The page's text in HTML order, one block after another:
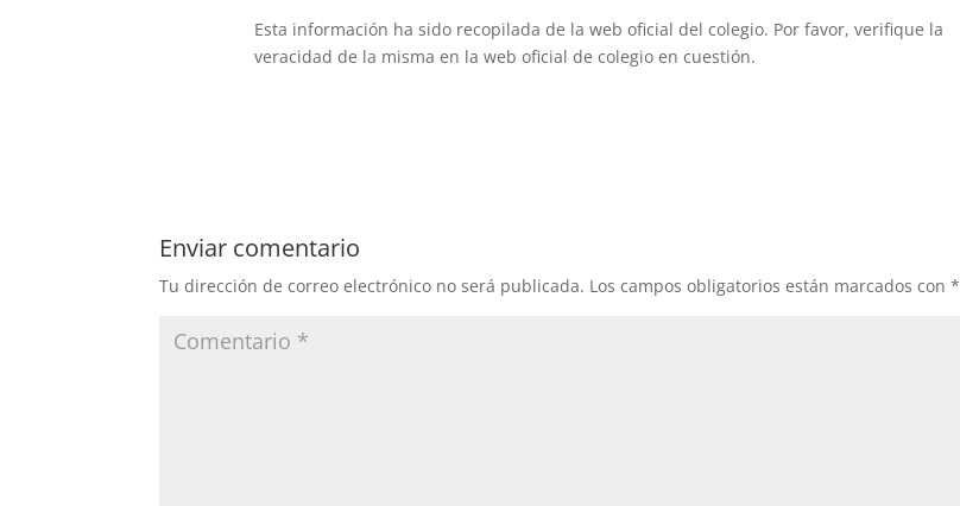
Esta información ha sido recopilada de la web oficial del colegio. Por favor, verifique la
veracidad de la misma en la web oficial de colegio en cuestión.
Enviar comentario
Tu dirección de correo electrónico no será publicada. Los campos obligatorios están marcados con*